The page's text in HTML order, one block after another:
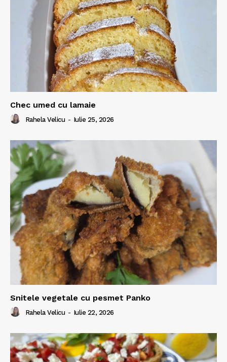
Chec umed cu lamaie
Rahela Velicu - Iulie 25, 2026
Snitele vegetale cu pesmet Panko
Rahela Velicu - Iulie 22, 2026